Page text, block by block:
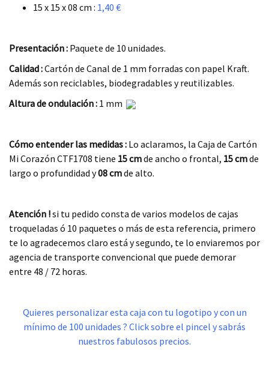
15 x 15 x 08 cm : 1,40 €
Presentación : Paquete de 10 unidades.
Calidad :Cartón de Canal de 1 mm forradas con papel Kraft.
Además son reciclables, biodegradables y reutilizables.
Altura de ondulación : 1 mm
Cómo entender las medidas : Lo aclaramos, la Caja de Cartón
Mi Corazón CTF1708 tiene 15 cmde ancho o frontal, 15 cmde
largo o profundidad y08 cmde alto.
Atención !si tu pedido consta de varios modelos de cajas
troqueladas ó 10 paquetes o más de esta referencia, primero
te lo agradecemos claro está y segundo, te lo enviaremos por
agencia de transporte convencional que puede demorar
entre 48 / 72 horas.
Quieres personalizar esta caja con tu logotipo y con un
mínimo de 100 unidades ? Click sobre el pincel y sabrás
nuestros fabulosos precios.